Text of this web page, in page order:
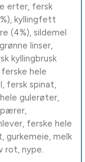
erter, fersk
kyllingfett
(4%), sildemel
linser,
kyllingbrusk
hele
fersk spinat,
gulerøter,
ferske hele
gurkemeie, melk
rot, nype.